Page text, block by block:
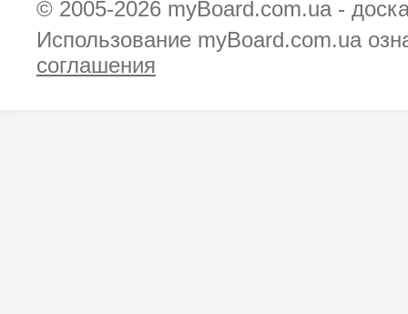
© 2005-2026 myBoard.com.ua -
Использование myBoard.com.ua
соглашения